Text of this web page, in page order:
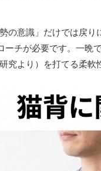
の意識」だけでは戻り
ーチが必要です。一晩
究より）を打てる柔軟